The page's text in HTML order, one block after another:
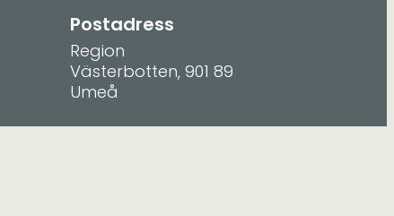
Postadress
Region
Västerbotten, 901 89
Umeå